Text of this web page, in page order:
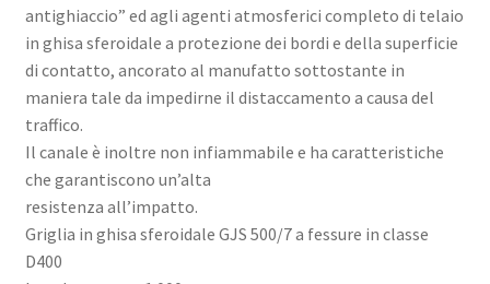
antighiaccio” ed agli agenti atmosferici completo di telaio
in ghisa sferoidale a protezione dei bordi e della superficie
di contatto, ancorato al manufatto sottostante in
maniera tale da impedirne il distaccamento a causa del
traffico.
Il canale è inoltre non infiammabile e ha caratteristiche
che garantiscono un’alta
resistenza all’impatto.
Griglia in ghisa sferoidale GJS 500/7 a fessure in classe
D400